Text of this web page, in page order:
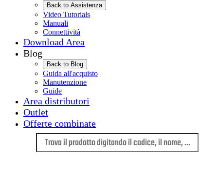
Back to Assistenza
Video Tutorials
Manuali
Connettività
Download Area
Blog
Back to Blog
Guida all'acquisto
Manutenzione
Guide
Area distributori
Outlet
Offerte combinate